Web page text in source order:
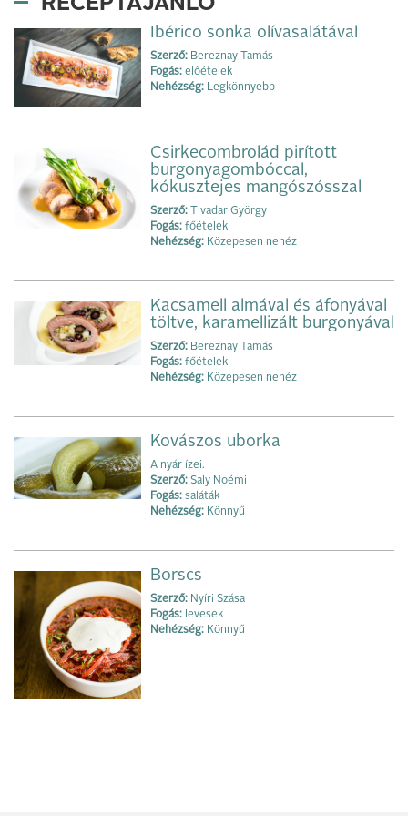
RECEPTAJÁNLÓ
Ibérico sonka olívasalátával
Szerző: Bereznay Tamás
Fogás: előételek
Nehézség: Legkönnyebb
Csirkecombrolád pirított
burgonyagombóccal,
kókusztejes mangószósszal
Szerző: Tivadar György
Fogás: főételek
Nehézség: Közepesen nehéz
Kacsamell almával és áfonyával
töltve, karamellizált burgonyával
Szerző: Bereznay Tamás
Fogás: főételek
Nehézség: Közepesen nehéz
Kovászos uborka
A nyár ízei.
Szerző: Saly Noémi
Fogás: saláták
Nehézség: Könnyű
Borscs
Szerző: Nyíri Szása
Fogás: levesek
Nehézség: Könnyű